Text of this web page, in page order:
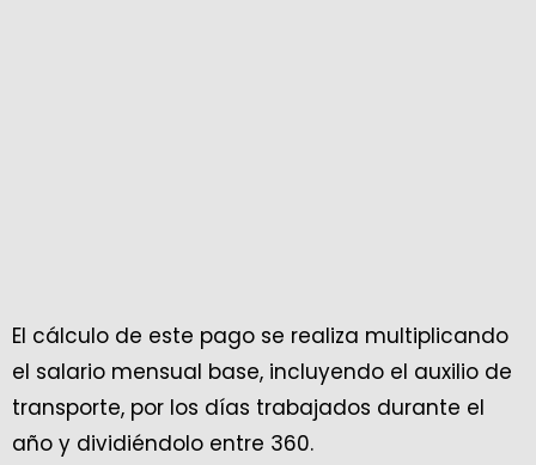
El cálculo de este pago se realiza multiplicando
el salario mensual base, incluyendo el auxilio de
transporte, por los días trabajados durante el
año y dividiéndolo entre 360.